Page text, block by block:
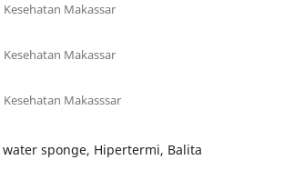
Makassar
Makassar
Makasssar
sponge, Hipertermi, Balita